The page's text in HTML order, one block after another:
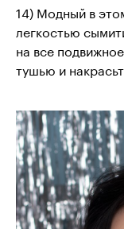
14) Модный в
легкостью
на все
тушью и